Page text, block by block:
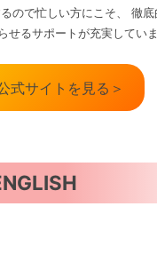
ので忙しい方にこそ、 徹
せるサポートが充実していま
式サイトを見る＞